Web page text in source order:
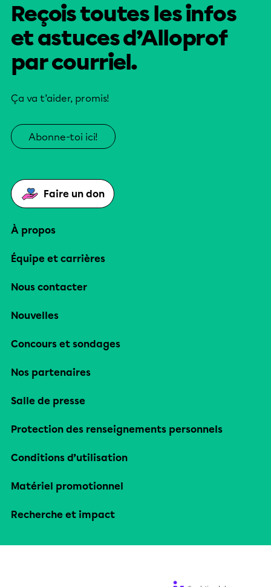
Reçois toutes les infos
et astuces d’Alloprof
par courriel.
Ça va t’aider, promis!
Abonne-toi ici!
Faire un don
À propos
Équipe et carrières
Nous contacter
Nouvelles
Concours et sondages
Nos partenaires
Salle de presse
Protection des renseignements personnels
Conditions d’utilisation
Matériel promotionnel
Recherche et impact